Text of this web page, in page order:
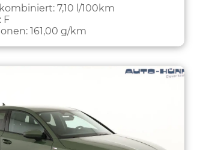
7,10 l/100km
F
161,00 g/km